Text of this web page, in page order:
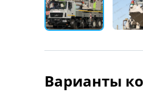
Варианты